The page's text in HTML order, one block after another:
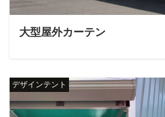
大型屋外カーテン
デザインテント